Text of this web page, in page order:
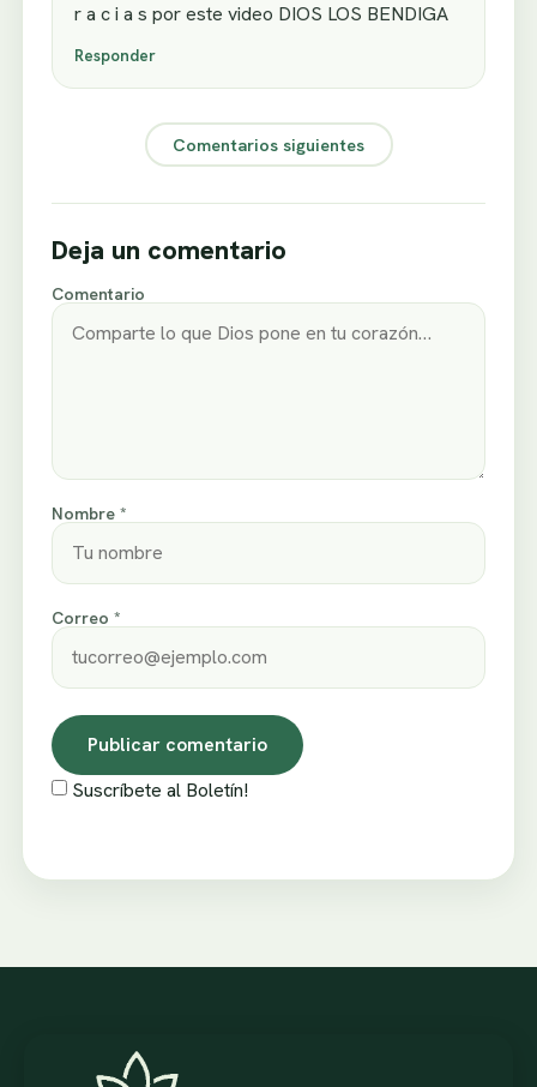
r a c i a s por este video DIOS LOS BENDIGA
Responder
Comentarios siguientes
Deja un comentario
Comentario
Nombre *
Correo *
Suscríbete al Boletín!